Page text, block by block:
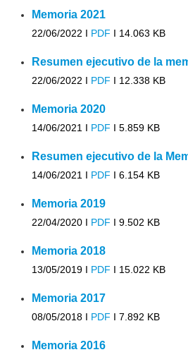
Memoria 2021
22/06/2022 I PDF I 14.063 KB
Resumen ejecutivo de la
22/06/2022 I PDF I 12.338 KB
Memoria 2020
14/06/2021 I PDF I 5.859 KB
Resumen ejecutivo de la
14/06/2021 I PDF I 6.154 KB
Memoria 2019
22/04/2020 I PDF I 9.502 KB
Memoria 2018
13/05/2019 I PDF I 15.022 KB
Memoria 2017
08/05/2018 I PDF I 7.892 KB
Memoria 2016